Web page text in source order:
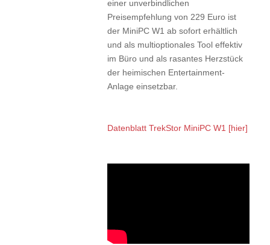
einer unverbindlichen
Preisempfehlung von 229 Euro ist
der MiniPC W1 ab sofort erhältlich
und als multioptionales Tool effektiv
im Büro und als rasantes Herzstück
der heimischen Entertainment-
Anlage einsetzbar.
Datenblatt TrekStor MiniPC W1 [hier]